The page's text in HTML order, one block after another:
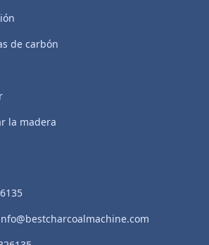
de carbón
la madera